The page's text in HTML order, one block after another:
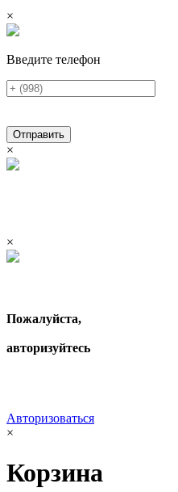
×
Введите телефон
Отправить
×
×
Пожалуйста,
авторизуйтесь
Авторизоваться
×
Корзина